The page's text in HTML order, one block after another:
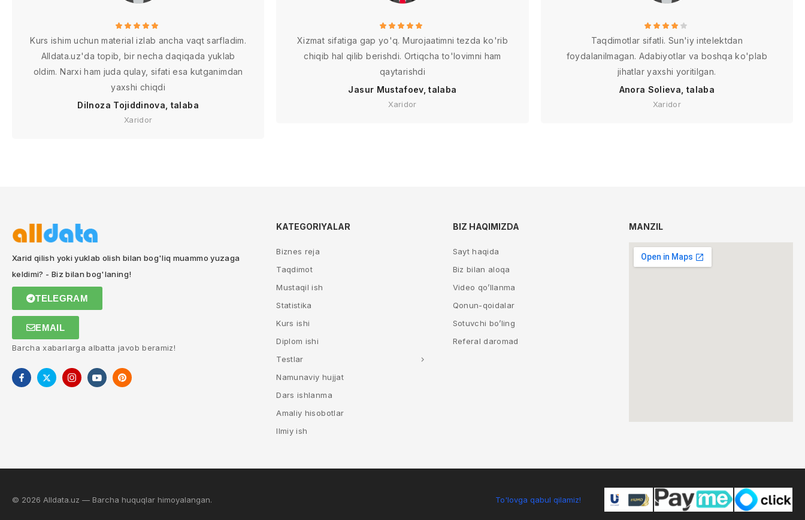
Kurs ishim uchun material izlab ancha vaqt sarfladim.
Alldata.uz'da topib, bir necha daqiqada yuklab
oldim. Narxi ham juda qulay, sifati esa kutganimdan
yaxshi chiqdi
Dilnoza Tojiddinova, talaba
Xaridor
Xizmat sifatiga gap yo'q. Murojaatimni tezda ko'rib
chiqib hal qilib berishdi. Ortiqcha to'lovimni ham
qaytarishdi
Jasur Mustafoev, talaba
Xaridor
Taqdimotlar sifatli. Sun'iy intelektdan
foydalanilmagan. Adabiyotlar va boshqa ko'plab
jihatlar yaxshi yoritilgan.
Anora Solieva, talaba
Xaridor
Xarid qilish yoki yuklab olish bilan bog'liq muammo yuzaga
keldimi? - Biz bilan bog'laning!
TELEGRAM
EMAIL
Barcha xabarlarga albatta javob beramiz!
KATEGORIYALAR
Biznes reja
Taqdimot
Mustaqil ish
Statistika
Kurs ishi
Diplom ishi
Testlar
Namunaviy hujjat
Dars ishlanma
Amaliy hisobotlar
Ilmiy ish
BIZ HAQIMIZDA
Sayt haqida
Biz bilan aloqa
Video qo’llanma
Qonun-qoidalar
Sotuvchi bo’ling
Referal daromad
MANZIL
© 2026 Alldata.uz — Barcha huquqlar himoyalangan. To'lovga qabul qilamiz!